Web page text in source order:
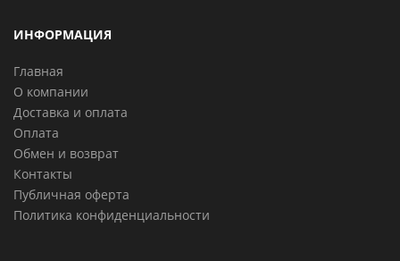
ИНФОРМАЦИЯ
Главная
О компании
Доставка и оплата
Оплата
Обмен и возврат
Контакты
Публичная оферта
Политика конфиденциальности